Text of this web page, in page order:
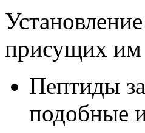
присущих им
Пептиды
подобные